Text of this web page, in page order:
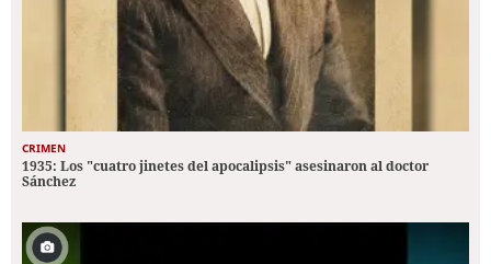
CRIMEN
1935: Los "cuatro jinetes del apocalipsis" asesinaron al doctor
Sánchez